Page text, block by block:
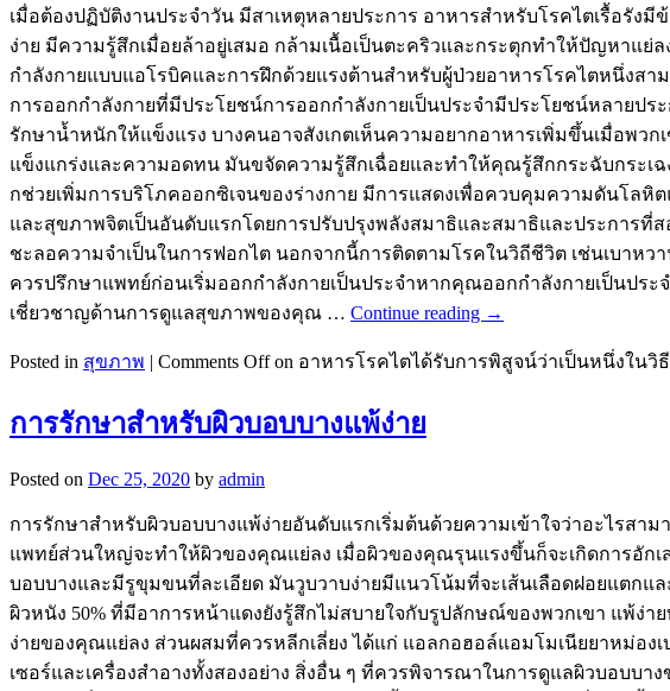
เมื่อต้องปฏิบัติงานประจำวัน มีสาเหตุหลายประการ อาหารสำหรับโรคไตเรื้อรั
ง่าย มีความรู้สึกเมื่อยล้าอยู่เสมอ กล้ามเนื้อเป็นตะคริวและกระตุกทำให้ปัญหา
กำลังกายแบบแอโรบิคและการฝึกด้วยแรงต้านสำหรับผู้ป่วยอาหารโรคไตหนึ่งส
การออกกำลังกายที่มีประโยชน์การออกกำลังกายเป็นประจำมีประโยชน์หลายป
รักษาน้ำหนักให้แข็งแรง บางคนอาจสังเกตเห็นความอยากอาหารเพิ่มขึ้นเมื่อพว
แข็งแกร่งและความอดทน มันขจัดความรู้สึกเฉื่อยและทำให้คุณรู้สึกกระฉับกระเ
กช่วยเพิ่มการบริโภคออกซิเจนของร่างกาย มีการแสดงเพื่อควบคุมความดันโล
และสุขภาพจิตเป็นอันดับแรกโดยการปรับปรุงพลังสมาธิและสมาธิและประการที่
ชะลอความจำเป็นในการฟอกไต นอกจากนี้การติดตามโรคในวิถีชีวิต เช่นเบาห
ควรปรึกษาแพทย์ก่อนเริ่มออกกำลังกายเป็นประจำหากคุณออกกำลังกายเป็นประ
เชี่ยวชาญด้านการดูแลสุขภาพของคุณ … Continue reading →
Posted in สุขภาพ | Comments Offon อาหารโรคไตได้รับการพิสูจน์ว่าเป็นหนึ่งใน
การรักษาสำหรับผิวบอบบางแพ้ง่าย
Posted on Dec 25, 2020 by admin
การรักษาสำหรับผิวบอบบางแพ้ง่ายอันดับแรกเริ่มต้นด้วยความเข้าใจว่าอะไร
แพทย์ส่วนใหญ่จะทำให้ผิวของคุณแย่ลง เมื่อผิวของคุณรุนแรงขึ้นก็จะเกิดการอัก
บอบบางและมีรูขุมขนที่ละเอียด มันวูบวาบง่ายมีแนวโน้มที่จะเส้นเลือดฝอยแตกแ
ผิวหนัง 50% ที่มีอาการหน้าแดงยังรู้สึกไม่สบายใจกับรูปลักษณ์ของพวกเขา แพ้
ง่ายของคุณแย่ลง ส่วนผสมที่ควรหลีกเลี่ยง ได้แก่ แอลกอฮอล์แอมโมเนียยาหม่อ
เซอร์และเครื่องสำอางทั้งสองอย่าง สิ่งอื่น ๆ ที่ควรพิจารณาในการดูแลผิวบอบบ